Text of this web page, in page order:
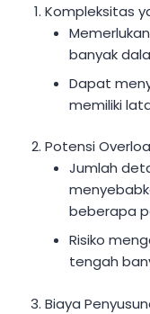
Kompleksitas
banyak
Dapat
memiliki
Potensi
Jumlah
beberapa
Risiko
tengah
Biaya